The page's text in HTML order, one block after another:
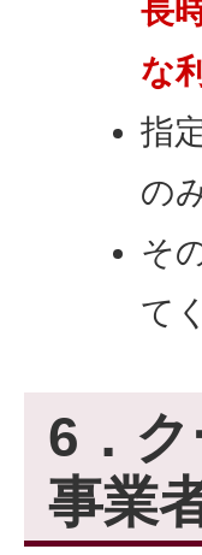
長
な
指
の
そ
て
6．
事業